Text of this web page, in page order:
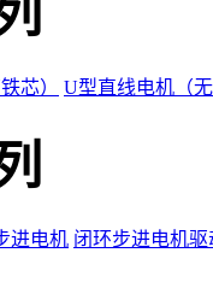
芯） U型直线电机（
进电机 闭环步进电机驱